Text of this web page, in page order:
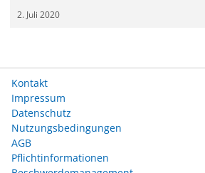
2. Juli 2020
Kontakt
Impressum
Datenschutz
Nutzungsbedingungen
AGB
Pflichtinformationen